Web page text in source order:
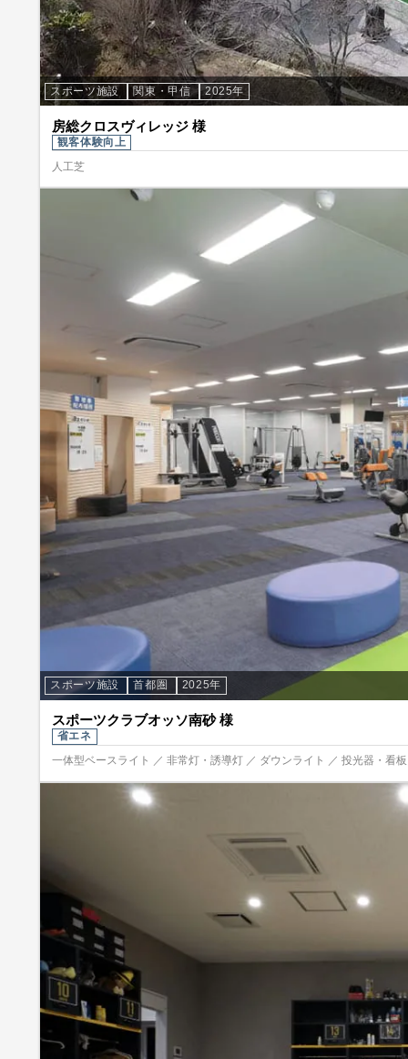
スポーツ施設 関東・甲信 2025年
房総クロスヴィレッジ 様
観客体験向上
人工芝
スポーツ施設 首都圏 2025年
スポーツクラブオッソ南砂 様
省エネ
一体型ベースライト ／ 非常灯・誘導灯 ／ ダウンライト ／ 投光器・看